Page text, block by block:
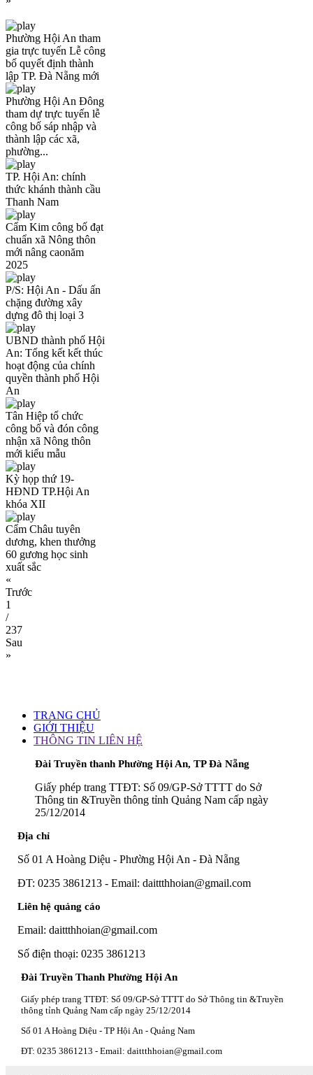
Phường Hội An tham
gia trực tuyến Lễ công
bố quyết định thành
lập TP. Đà Nẵng mới
Phường Hội An Đông
tham dự trực tuyến lễ
công bố sáp nhập và
thành lập các xã,
phường...
TP. Hội An: chính
thức khánh thành cầu
Thanh Nam
Cẩm Kim công bố đạt
chuẩn xã Nông thôn
mới nâng caonăm
2025
P/S: Hội An - Dấu ấn
chặng đường xây
dựng đô thị loại 3
UBND thành phố Hội
An: Tổng kết kết thúc
hoạt động của chính
quyền thành phố Hội
An
Tân Hiệp tổ chức
công bố và đón công
nhận xã Nông thôn
mới kiểu mẫu
Kỳ họp thứ 19-
HĐND TP.Hội An
khóa XII
Cẩm Châu tuyên
dương, khen thưởng
60 gương học sinh
xuất sắc
«
Trước
1
/
237
Sau
»
TRANG CHỦ
GIỚI THIỆU
THÔNG TIN LIÊN HỆ
Đài Truyền thanh Phường Hội An, TP Đà Nẵng
Giấy phép trang TTĐT: Số 09/GP-Sở TTTT do Sở
Thông tin &Truyền thông tỉnh Quảng Nam cấp ngày
25/12/2014
Địa chỉ
Số 01 A Hoàng Diệu - Phường Hội An - Đà Nẵng
ĐT: 0235 3861213 - Email: daittthhoian@gmail.com
Liên hệ quảng cáo
Email: daittthhoian@gmail.com
Số điện thoại: 0235 3861213
Đài Truyền Thanh Phường Hội An
Giấy phép trang TTĐT: Số 09/GP-Sở TTTT do Sở Thông tin &Truyền
thông tỉnh Quảng Nam cấp ngày 25/12/2014
Số 01 A Hoàng Diệu - TP Hội An - Quảng Nam
ĐT: 0235 3861213 - Email: daittthhoian@gmail.com